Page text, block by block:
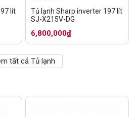
lít
Tủ lạnh Sharp inverter 197 lít
SJ-X215V-DG
6,800,000₫
tất cả Tủ lạnh